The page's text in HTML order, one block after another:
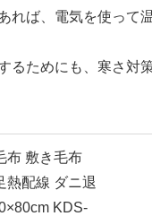
れば、電気を使って
るためにも、寒さ対
布 敷き毛布
熱配線 ダニ退
KDS-